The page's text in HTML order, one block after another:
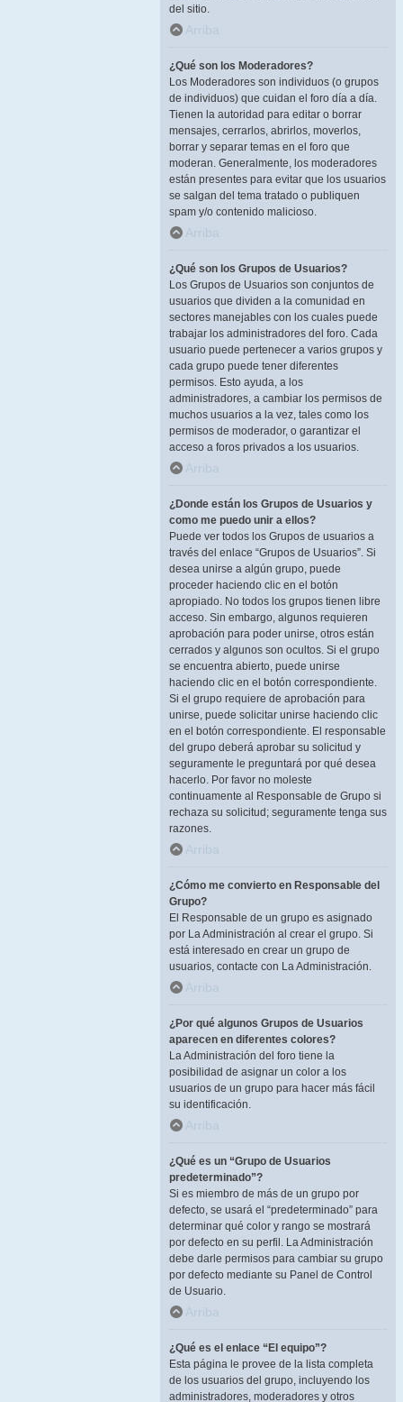
del sitio.
Arriba
¿Qué son los Moderadores?
Los Moderadores son individuos (o grupos
de individuos) que cuidan el foro día a día.
Tienen la autoridad para editar o borrar
mensajes, cerrarlos, abrirlos, moverlos,
borrar y separar temas en el foro que
moderan. Generalmente, los moderadores
están presentes para evitar que los usuarios
se salgan del tema tratado o publiquen
spam y/o contenido malicioso.
Arriba
¿Qué son los Grupos de Usuarios?
Los Grupos de Usuarios son conjuntos de
usuarios que dividen a la comunidad en
sectores manejables con los cuales puede
trabajar los administradores del foro. Cada
usuario puede pertenecer a varios grupos y
cada grupo puede tener diferentes
permisos. Esto ayuda, a los
administradores, a cambiar los permisos de
muchos usuarios a la vez, tales como los
permisos de moderador, o garantizar el
acceso a foros privados a los usuarios.
Arriba
¿Donde están los Grupos de Usuarios y
como me puedo unir a ellos?
Puede ver todos los Grupos de usuarios a
través del enlace “Grupos de Usuarios”. Si
desea unirse a algún grupo, puede
proceder haciendo clic en el botón
apropiado. No todos los grupos tienen libre
acceso. Sin embargo, algunos requieren
aprobación para poder unirse, otros están
cerrados y algunos son ocultos. Si el grupo
se encuentra abierto, puede unirse
haciendo clic en el botón correspondiente.
Si el grupo requiere de aprobación para
unirse, puede solicitar unirse haciendo clic
en el botón correspondiente. El responsable
del grupo deberá aprobar su solicitud y
seguramente le preguntará por qué desea
hacerlo. Por favor no moleste
continuamente al Responsable de Grupo si
rechaza su solicitud; seguramente tenga sus
razones.
Arriba
¿Cómo me convierto en Responsable del
Grupo?
El Responsable de un grupo es asignado
por La Administración al crear el grupo. Si
está interesado en crear un grupo de
usuarios, contacte con La Administración.
Arriba
¿Por qué algunos Grupos de Usuarios
aparecen en diferentes colores?
La Administración del foro tiene la
posibilidad de asignar un color a los
usuarios de un grupo para hacer más fácil
su identificación.
Arriba
¿Qué es un “Grupo de Usuarios
predeterminado”?
Si es miembro de más de un grupo por
defecto, se usará el “predeterminado” para
determinar qué color y rango se mostrará
por defecto en su perfil. La Administración
debe darle permisos para cambiar su grupo
por defecto mediante su Panel de Control
de Usuario.
Arriba
¿Qué es el enlace “El equipo”?
Esta página le provee de la lista completa
de los usuarios del grupo, incluyendo los
administradores, moderadores y otros